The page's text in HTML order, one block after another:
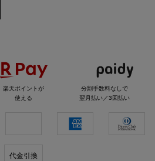
楽天ポイントが
使える
分割手数料なしで
翌月払い／3回払い
代金引換